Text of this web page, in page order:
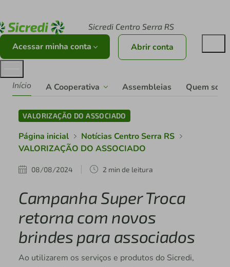
Sicredi Centro Serra RS
Acessar minha conta Abrir conta
Início A Cooperativa Assembleias Quem
VALORIZAÇÃO DO ASSOCIADO
Página inicial
Notícias Centro Serra RS
VALORIZAÇÃO DO ASSOCIADO
08/08/2024 2 min de leitura
Campanha Super Troca
retorna com novos
brindes para associados
Ao utilizarem os serviços e produtos do Sicredi,